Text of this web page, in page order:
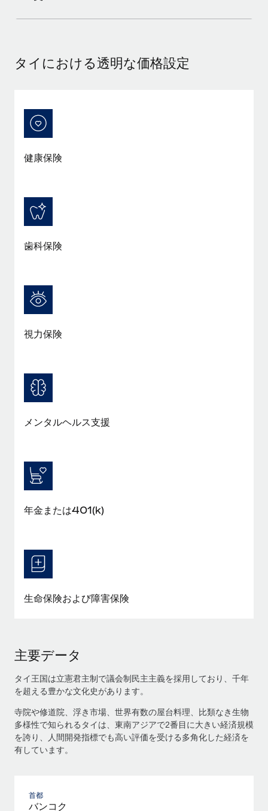
詳細を見る
タイにおける透明な価格設定
健康保険
歯科保険
視力保険
メンタルヘルス支援
年金または401(k)
生命保険および障害保険
主要データ
タイ王国は立憲君主制で議会制民主主義を採用しており、千年
を超える豊かな文化史があります。
寺院や修道院、浮き市場、世界有数の屋台料理、比類なき生物
多様性で知られるタイは、東南アジアで2番目に大きい経済規模
を誇り、人間開発指標でも高い評価を受ける多角化した経済を
有しています。
首都
バンコク